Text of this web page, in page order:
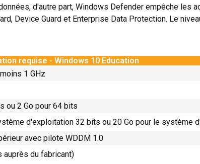
d'autre part, Windows Defender empêche les
Device Guard et Enterprise Data Protection. Le
requise - Windows 10 Education
1 GHz
ou 2 Go pour 64 bits
d'exploitation 32 bits ou 20 Go pour le système
avec pilote WDDM 1.0
du fabricant)